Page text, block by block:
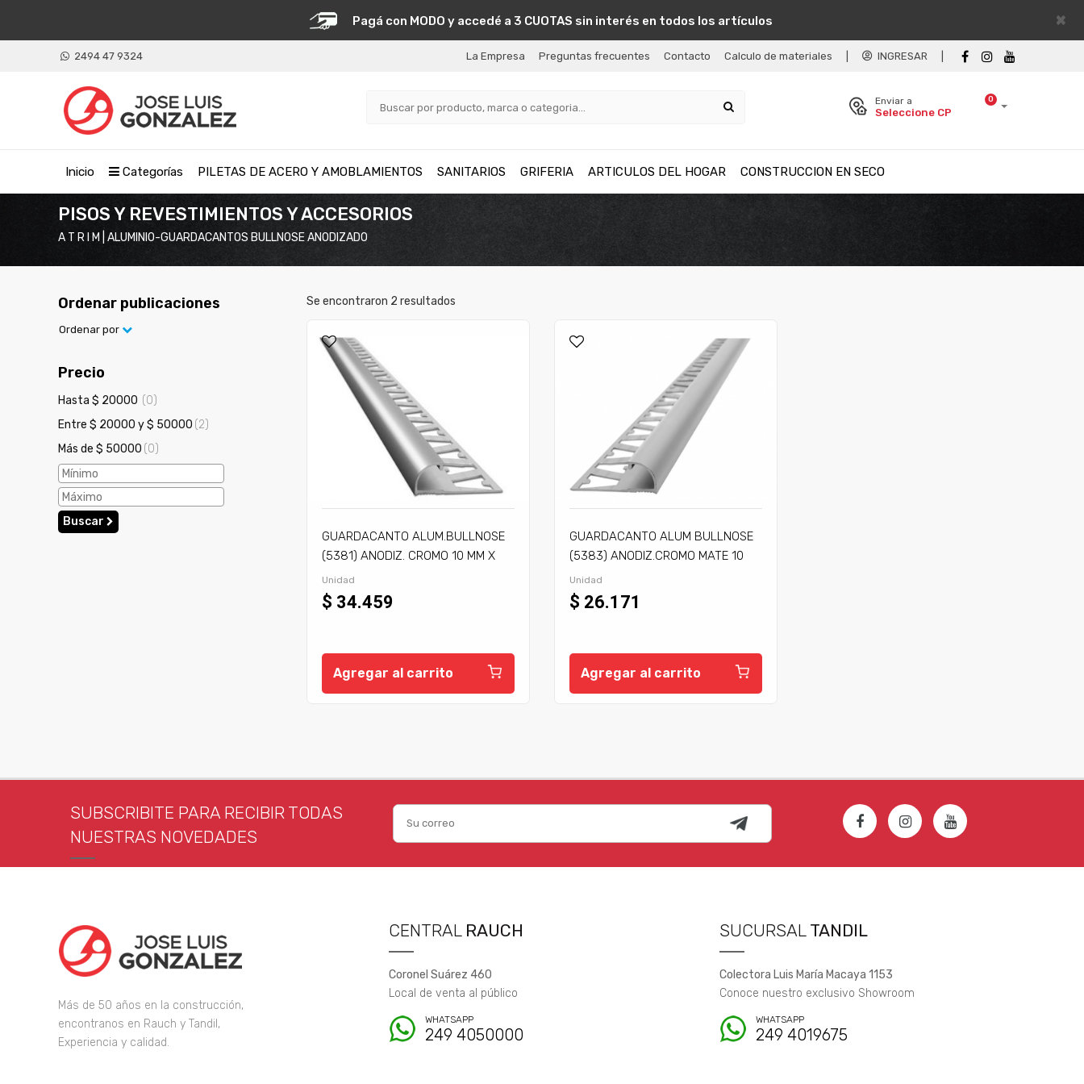
×
Pagá con MODO y accedé a 3 CUOTAS sin interés en todos los artículos
2494 47 9324 La Empresa Preguntas frecuentes Contacto Calculo de materiales INGRESAR
0
Enviar a
Seleccione CP
Inicio Categorías PILETAS DE ACERO Y AMOBLAMIENTOS SANITARIOS GRIFERIA ARTICULOS DEL HOGAR CONSTRUCCION EN SECO
PISOS Y REVESTIMIENTOS Y ACCESORIOS
A T R I M | ALUMINIO-GUARDACANTOS BULLNOSE ANODIZADO
Ordenar publicaciones
Ordenar por
Precio
Hasta $ 20000 (0)
Entre $ 20000 y $ 50000 (2)
Más de $ 50000 (0)
Buscar
Se encontraron 2 resultados
GUARDACANTO ALUM.BULLNOSE
(5381) ANODIZ. CROMO 10 MM X
2,5 MTS
Unidad
$ 34.459
Agregar al carrito
GUARDACANTO ALUM BULLNOSE
(5383) ANODIZ.CROMO MATE 10
MM X 2,5 MTS
Unidad
$ 26.171
Agregar al carrito
SUBSCRIBITE PARA RECIBIR TODAS
NUESTRAS NOVEDADES
Más de 50 años en la construcción,
encontranos en Rauch y Tandil,
Experiencia y calidad.
CENTRAL RAUCH
Coronel Suárez 460
Local de venta al público
WHATSAPP
249 4050000
SUCURSAL TANDIL
Colectora Luis María Macaya 1153
Conoce nuestro exclusivo Showroom
WHATSAPP
249 4019675